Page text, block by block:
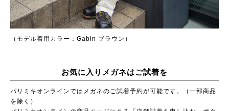
（モデル着用カラー：Gabin ブラウン）
お気に入りメガネはご試着を
パリミキオンラインではメガネのご試着予約が可能です。（一部商品
を除く）